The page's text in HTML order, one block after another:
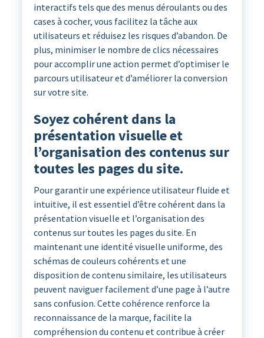
interactifs tels que des menus déroulants ou des
cases à cocher, vous facilitez la tâche aux
utilisateurs et réduisez les risques d’abandon. De
plus, minimiser le nombre de clics nécessaires
pour accomplir une action permet d’optimiser le
parcours utilisateur et d’améliorer la conversion
sur votre site.
Soyez cohérent dans la
présentation visuelle et
l’organisation des contenus sur
toutes les pages du site.
Pour garantir une expérience utilisateur fluide et
intuitive, il est essentiel d’être cohérent dans la
présentation visuelle et l’organisation des
contenus sur toutes les pages du site. En
maintenant une identité visuelle uniforme, des
schémas de couleurs cohérents et une
disposition de contenu similaire, les utilisateurs
peuvent naviguer facilement d’une page à l’autre
sans confusion. Cette cohérence renforce la
reconnaissance de la marque, facilite la
compréhension du contenu et contribue à créer